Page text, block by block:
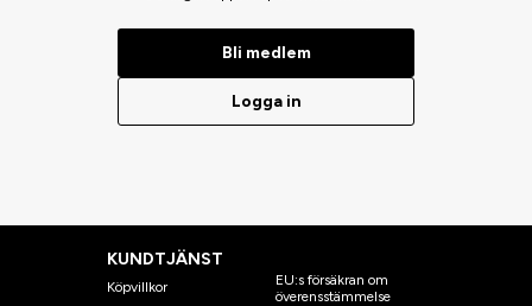
Bli medlem
Logga in
KUNDTJÄNST
Köpvillkor
EU:s försäkran om
överensstämmelse